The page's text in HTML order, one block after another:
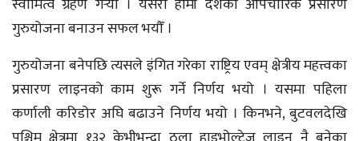
स्वामित्व ग्रहण गर्‍यो । यसरी हामी देशको औपचारिक प्रसारण
गुरुयोजना बनाउन सफल भयौँ ।
गुरुयोजना बनेपछि त्यसले इंगित गरेका राष्ट्रिय एवम् क्षेत्रीय महत्त्वका
प्रसारण लाइनको काम शुरू गर्ने निर्णय भयो । यसमा पहिला
कर्णाली करिडोर अघि बढाउने निर्णय भयो । किनभने, बुटवलदेखि